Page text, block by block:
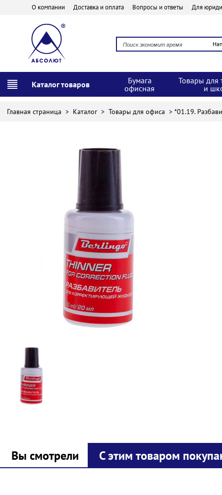
О компании Доставка и оплата Вопросы и ответы Для
Каталог товаров
Бумага
офисная
Товары для
и
Главная страница > Каталог > Товары для офиса > *01.19.
Вы смотрели С этим товаром